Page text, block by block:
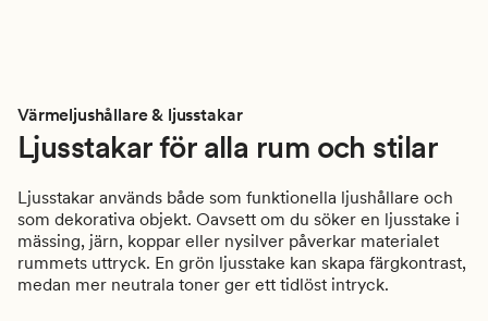
Värmeljushållare & ljusstakar
Ljusstakar för alla rum och stilar
Ljusstakar används både som funktionella ljushållare och
som dekorativa objekt. Oavsett om du söker en ljusstake i
mässing, järn, koppar eller nysilver påverkar materialet
rummets uttryck. En grön ljusstake kan skapa färgkontrast,
medan mer neutrala toner ger ett tidlöst intryck.